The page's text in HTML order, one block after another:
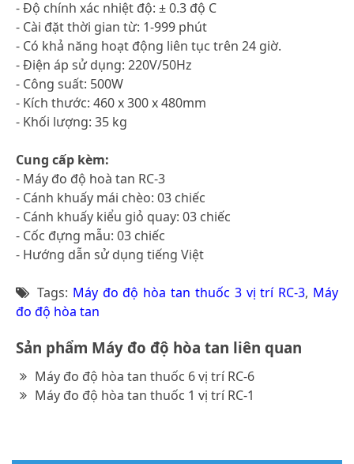
- Độ chính xác nhiệt độ: ± 0.3 độ C
- Cài đặt thời gian từ: 1-999 phút
- Có khả năng hoạt động liên tục trên 24 giờ.
- Điện áp sử dụng: 220V/50Hz
- Công suất: 500W
- Kích thước: 460 x 300 x 480mm
- Khối lượng: 35 kg
Cung cấp kèm:
- Máy đo độ hoà tan RC-3
- Cánh khuấy mái chèo: 03 chiếc
- Cánh khuấy kiểu giỏ quay: 03 chiếc
- Cốc đựng mẫu: 03 chiếc
- Hướng dẫn sử dụng tiếng Việt
Tags: Máy đo độ hòa tan thuốc 3 vị trí RC-3, Máy
đo độ hòa tan
Sản phẩm Máy đo độ hòa tan liên quan
Máy đo độ hòa tan thuốc 6 vị trí RC-6
Máy đo độ hòa tan thuốc 1 vị trí RC-1